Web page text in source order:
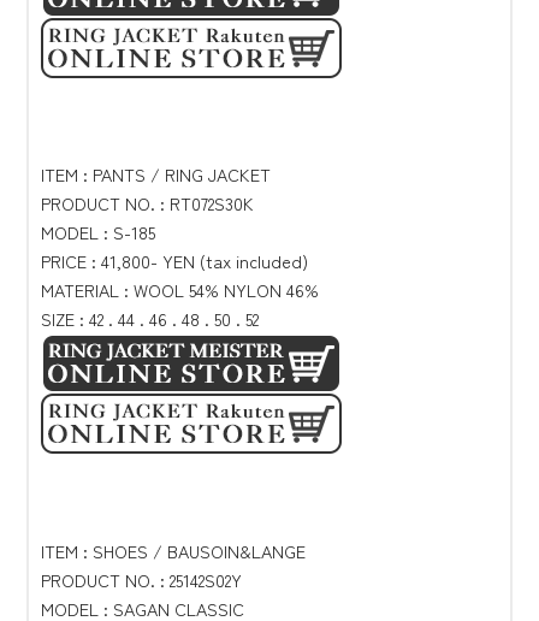
ITEM : PANTS / RING JACKET
PRODUCT NO. : RT072S30K
MODEL : S-185
PRICE : 41,800- YEN (tax included)
MATERIAL : WOOL 54% NYLON 46%
SIZE : 42 . 44 . 46 . 48 . 50 . 52
ITEM : SHOES / BAUSOIN&LANGE
PRODUCT NO. : 25142S02Y
MODEL : SAGAN CLASSIC